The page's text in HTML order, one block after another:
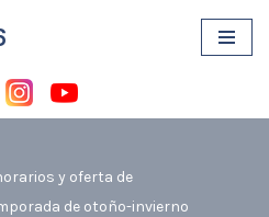
y oferta de
de otoño-invierno